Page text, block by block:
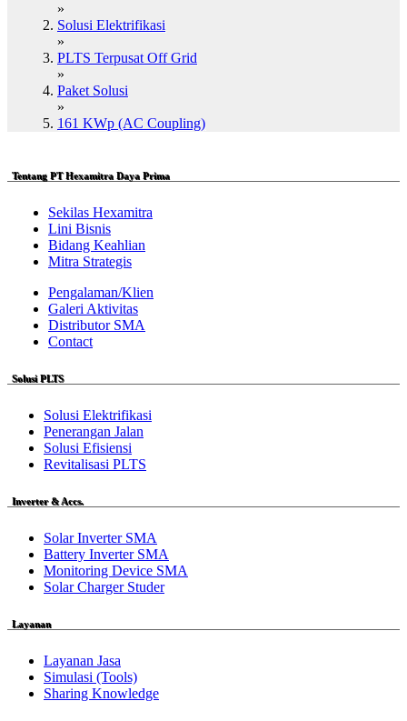
»
Solusi Elektrifikasi
»
PLTS Terpusat Off Grid
»
Paket Solusi
»
161 KWp (AC Coupling)
Tentang PT Hexamitra Daya Prima
Sekilas Hexamitra
Lini Bisnis
Bidang Keahlian
Mitra Strategis
Pengalaman/Klien
Galeri Aktivitas
Distributor SMA
Contact
Solusi PLTS
Solusi Elektrifikasi
Penerangan Jalan
Solusi Efisiensi
Revitalisasi PLTS
Inverter & Accs.
Solar Inverter SMA
Battery Inverter SMA
Monitoring Device SMA
Solar Charger Studer
Layanan
Layanan Jasa
Simulasi (Tools)
Sharing Knowledge